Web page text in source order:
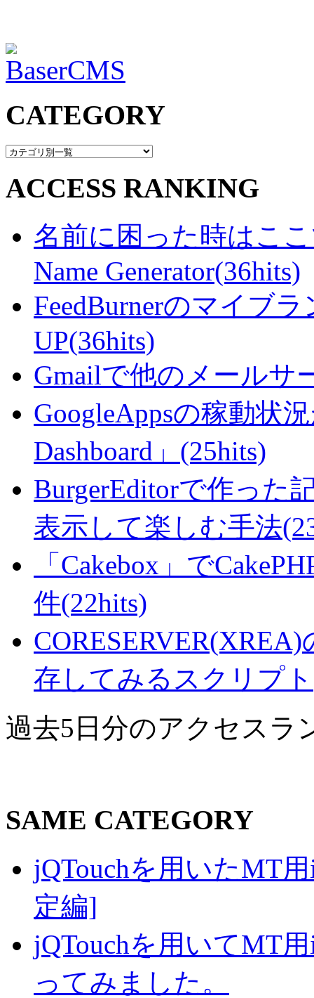
CATEGORY
ACCESS RANKING
名前に困った時はここ
Name Generator(36hits)
FeedBurnerのマイブ
UP(36hits)
Gmailで他のメールサ
GoogleAppsの稼動状
Dashboard」(25hits)
BurgerEditorで作った
表示して楽しむ手法
「Cakebox」で
件(22hits)
存してみるスクリプ
過去5日分のアクセスラ
SAME CATEGORY
jQTouchを用いたMT
定編]
jQTouchを用いてMT
ってみました。